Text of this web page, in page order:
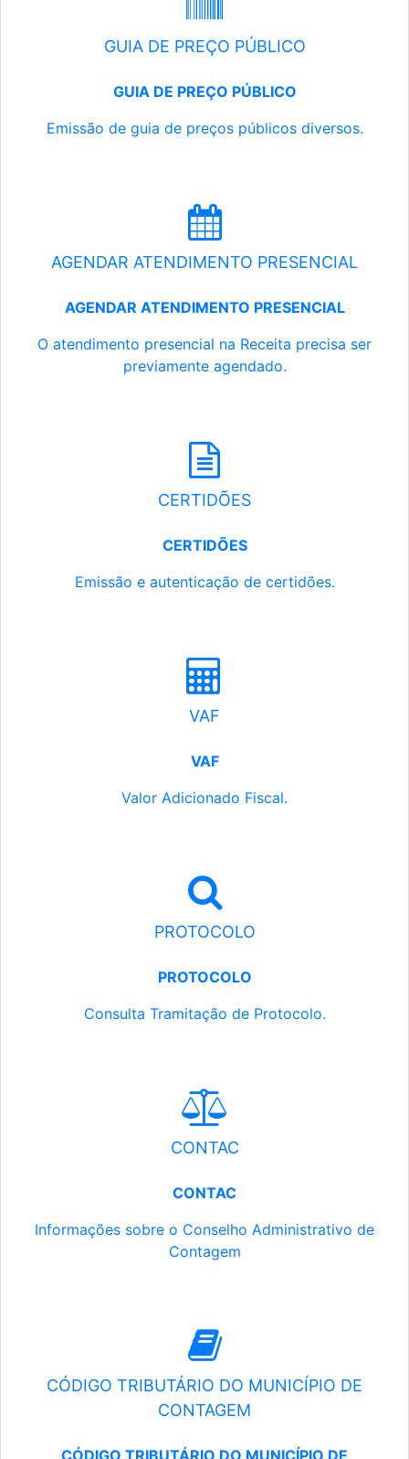
GUIA DE PREÇO PÚBLICO
GUIA DE PREÇO PÚBLICO
Emissão de guia de preços públicos diversos.
AGENDAR ATENDIMENTO PRESENCIAL
AGENDAR ATENDIMENTO PRESENCIAL
O atendimento presencial na Receita precisa ser
previamente agendado.
CERTIDÕES
CERTIDÕES
Emissão e autenticação de certidões.
VAF
VAF
Valor Adicionado Fiscal.
PROTOCOLO
PROTOCOLO
Consulta Tramitação de Protocolo.
CONTAC
CONTAC
Informações sobre o Conselho Administrativo de
Contagem
CÓDIGO TRIBUTÁRIO DO MUNICÍPIO DE
CONTAGEM